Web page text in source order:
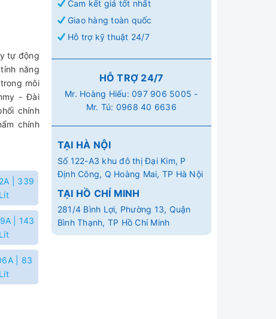
tự động
năng
môi
- Đài
chính
chính
| 339
Lít
| 143
Lít
| 83
Lít
Cam kết giá tốt nhất
Giao hàng toàn quốc
Hỗ trợ kỹ thuật 24/7
HỖ TRỢ 24/7
Mr. Hoàng Hiếu:097 906 5005 -
Mr. Tú: 0968 40 6636
TẠI HÀ NỘI
Số 122-A3 khu đô thị Đại Kim, P
Định Công, Q Hoàng Mai, TP Hà Nội
TẠI HỒ CHÍ MINH
281/4 Bình Lợi, Phường 13, Quận
Bình Thạnh, TP Hồ Chí Minh